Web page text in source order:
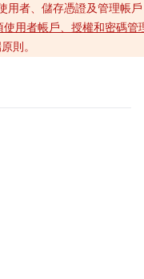
用者、儲存憑證及管理帳
使用者帳戶、授權和密碼管
則。